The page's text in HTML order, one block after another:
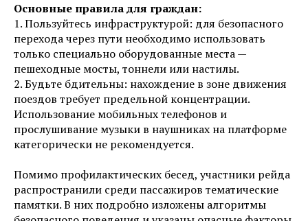
Основные правила для граждан:
1. Пользуйтесь инфраструктурой: для безопасного
перехода через пути необходимо использовать
только специально оборудованные места —
пешеходные мосты, тоннели или настилы.
2. Будьте бдительны: нахождение в зоне движения
поездов требует предельной концентрации.
Использование мобильных телефонов и
прослушивание музыки в наушниках на платформе
категорически не рекомендуется.
Помимо профилактических бесед, участники рейда
распространили среди пассажиров тематические
памятки. В них подробно изложены алгоритмы